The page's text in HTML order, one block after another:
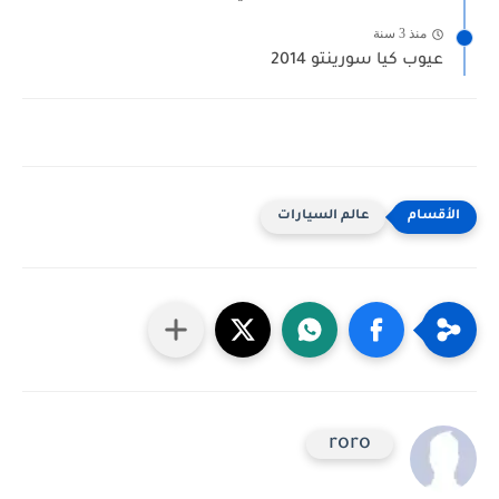
منذ 3 سنة
عيوب كيا سورينتو 2014
عالم السيارات
roro